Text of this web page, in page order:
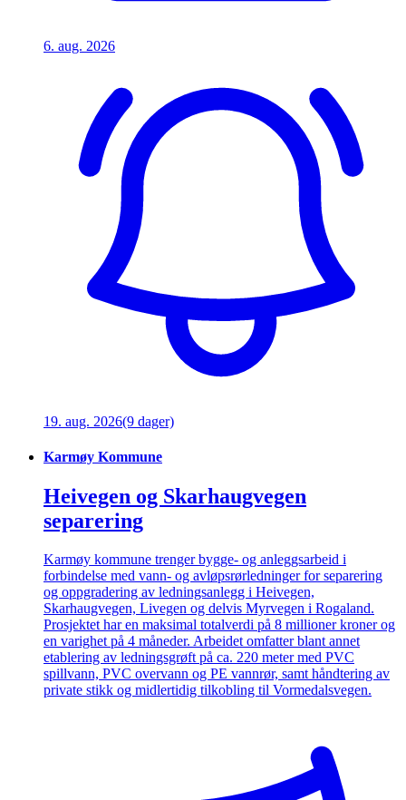
6. aug. 2026
19. aug. 2026(9 dager)
Karmøy Kommune
Heivegen og Skarhaugvegen
separering
Karmøy kommune trenger bygge- og anleggsarbeid i
forbindelse med vann- og avløpsrørledninger for separering
og oppgradering av ledningsanlegg i Heivegen,
Skarhaugvegen, Livegen og delvis Myrvegen i Rogaland.
Prosjektet har en maksimal totalverdi på 8 millioner kroner og
en varighet på 4 måneder. Arbeidet omfatter blant annet
etablering av ledningsgrøft på ca. 220 meter med PVC
spillvann, PVC overvann og PE vannrør, samt håndtering av
private stikk og midlertidig tilkobling til Vormedalsvegen.